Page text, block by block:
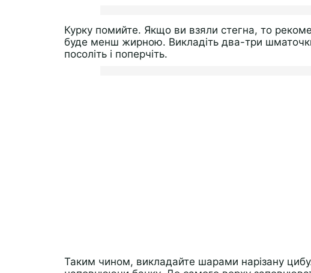
Курку помийте. Якщо ви взяли стегна, то
буде менш жирною. Викладіть два-три
посоліть і поперчіть.
Таким чином, викладайте шарами нарізану